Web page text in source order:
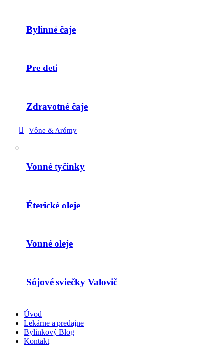
Bylinné čaje
Pre deti
Zdravotné čaje
Vône & Arómy
Vonné tyčinky
Éterické oleje
Vonné oleje
Sójové sviečky Valovič
Úvod
Lekárne a predajne
Bylinkový Blog
Kontakt